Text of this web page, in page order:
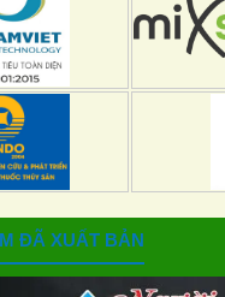
ĐÃ XUẤT BẢN